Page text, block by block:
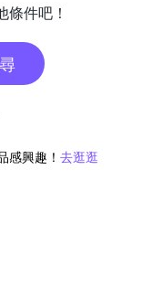
件吧！
感興趣！ 去逛逛